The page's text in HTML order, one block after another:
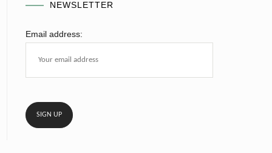
NEWSLETTER
Email address: